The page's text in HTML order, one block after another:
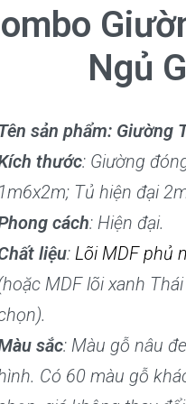
Ngủ
sản phẩm: Giường
thước: Giường
Tủ hiện đại
cách: Hiện đại.
liệu: Lõi MDF phủ
MDF lõi xanh
sắc: Màu gỗ nâu
Có 60 màu gỗ